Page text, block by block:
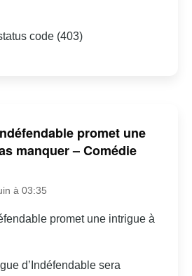
code (403)
promet une
manquer – Comédie
à 03:35
promet une intrigue à
d’Indéfendable sera